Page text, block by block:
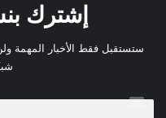
إشترك
ستستقبل فقط الأخبار المهمة